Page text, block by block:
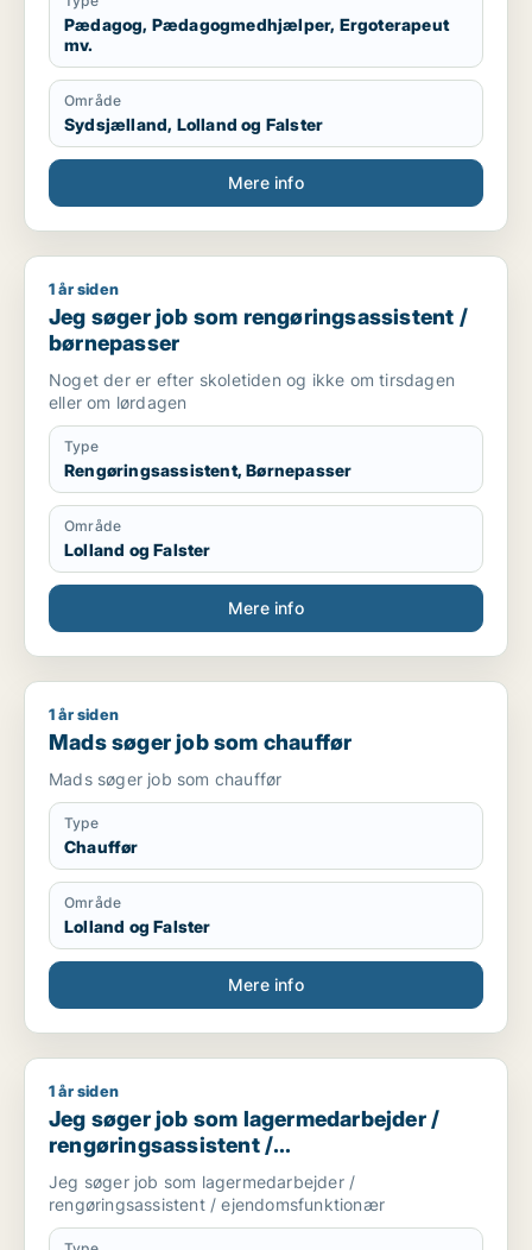
Pædagog, Pædagogmedhjælper, Ergoterapeut
mv.
Område
Sydsjælland, Lolland og Falster
Mere info
Jeg søger job som rengøringsassistent / børnepasser
1 år siden
Jeg søger job som rengøringsassistent /
børnepasser
Noget der er efter skoletiden og ikke om tirsdagen
eller om lørdagen
Type
Rengøringsassistent, Børnepasser
Område
Lolland og Falster
Mere info
Mads søger job som chauffør
1 år siden
Mads søger job som chauffør
Mads søger job som chauffør
Type
Chauffør
Område
Lolland og Falster
Mere info
Jeg søger job som lagermedarbejder / rengøringsassistent
1 år siden
Jeg søger job som lagermedarbejder /
rengøringsassistent /
ejendomsfunktionær
Jeg søger job som lagermedarbejder /
rengøringsassistent / ejendomsfunktionær